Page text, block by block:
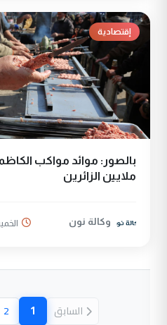
إقتصادية
بالصور: موائد مواكب
ملايين الزائرين
وكالة نون الخميس 23
السابق 1
2